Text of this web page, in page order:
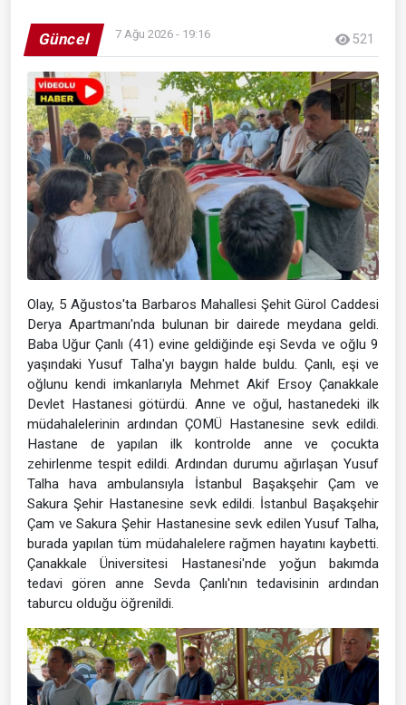
Güncel 7 Ağu 2026 - 19:16 521
Olay, 5 Ağustos'ta Barbaros Mahallesi Şehit Gürol Caddesi
Derya Apartmanı'nda bulunan bir dairede meydana geldi.
Baba Uğur Çanlı (41) evine geldiğinde eşi Sevda ve oğlu 9
yaşındaki Yusuf Talha'yı baygın halde buldu. Çanlı, eşi ve
oğlunu kendi imkanlarıyla Mehmet Akif Ersoy Çanakkale
Devlet Hastanesi götürdü. Anne ve oğul, hastanedeki ilk
müdahalelerinin ardından ÇOMÜ Hastanesine sevk edildi.
Hastane de yapılan ilk kontrolde anne ve çocukta
zehirlenme tespit edildi. Ardından durumu ağırlaşan Yusuf
Talha hava ambulansıyla İstanbul Başakşehir Çam ve
Sakura Şehir Hastanesine sevk edildi. İstanbul Başakşehir
Çam ve Sakura Şehir Hastanesine sevk edilen Yusuf Talha,
burada yapılan tüm müdahalelere rağmen hayatını kaybetti.
Çanakkale Üniversitesi Hastanesi'nde yoğun bakımda
tedavi gören anne Sevda Çanlı'nın tedavisinin ardından
taburcu olduğu öğrenildi.